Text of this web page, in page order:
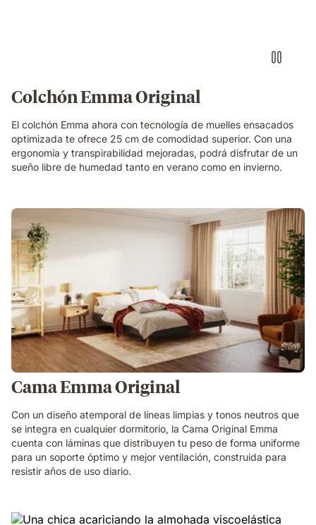
Colchón Emma Original
El colchón Emma ahora con tecnología de muelles ensacados
optimizada te ofrece 25 cm de comodidad superior. Con una
ergonomía y transpirabilidad mejoradas, podrá disfrutar de un
sueño libre de humedad tanto en verano como en invierno.
Cama Emma Original
Con un diseño atemporal de líneas limpias y tonos neutros que
se integra en cualquier dormitorio, la Cama Original Emma
cuenta con láminas que distribuyen tu peso de forma uniforme
para un soporte óptimo y mejor ventilación, construida para
resistir años de uso diario.